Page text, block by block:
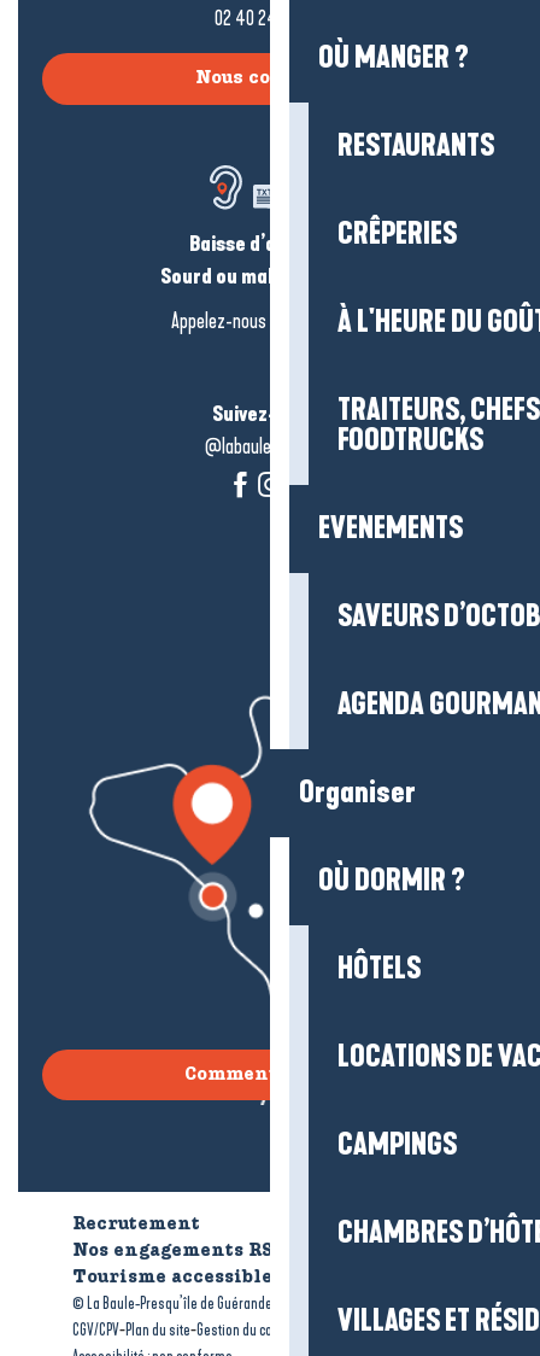
OÙ MANGER ?
RESTAURANTS
CRÊPERIES
À L'HEURE DU
TRAITEURS,
FOODTRUCKS
EVENEMENTS
SAVEURS
AGENDA
Organiser
OÙ DORMIR ?
HÔTELS
LOCATIONS DE
CAMPINGS
CHAMBRES
VILLAGES ET
02 40 24 34 44
Nous contacter
Baisse d’audition ?
Sourd ou malentendant ?
Appelez-nous en
cliquant-ici
Suivez-nous !
@labauleguérande
Comment venir ?
Recrutement
Qui sommes-nous ?
Nos engagements RSE
Tourisme accessible
© La Baule-Presqu’île de Guérande tourisme Mentions légales-
CGV/CPV-Plan du site-Gestion du consentement -